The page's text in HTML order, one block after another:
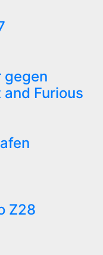
gegen
Furious
Z28